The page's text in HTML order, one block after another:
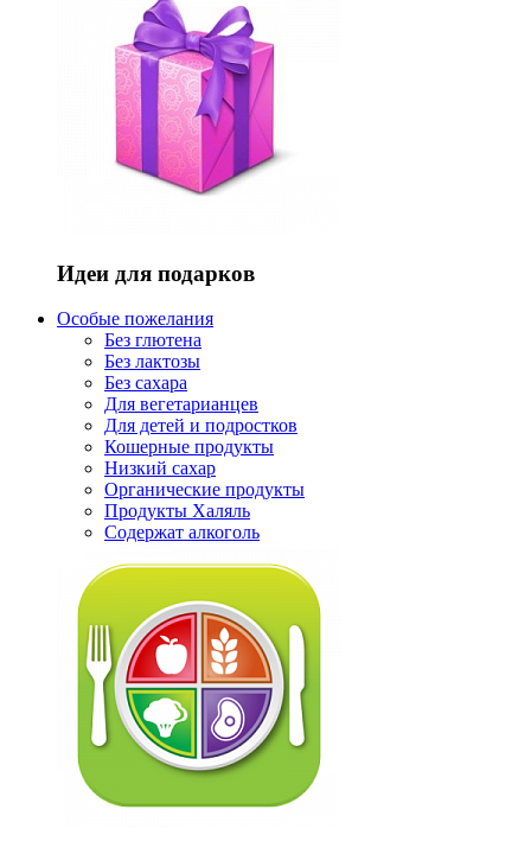
Идеи для подарков
Особые пожелания
Без глютена
Без лактозы
Без сахара
Для вегетарианцев
Для детей и подростков
Кошерные продукты
Низкий сахар
Органические продукты
Продукты Халяль
Содержат алкоголь